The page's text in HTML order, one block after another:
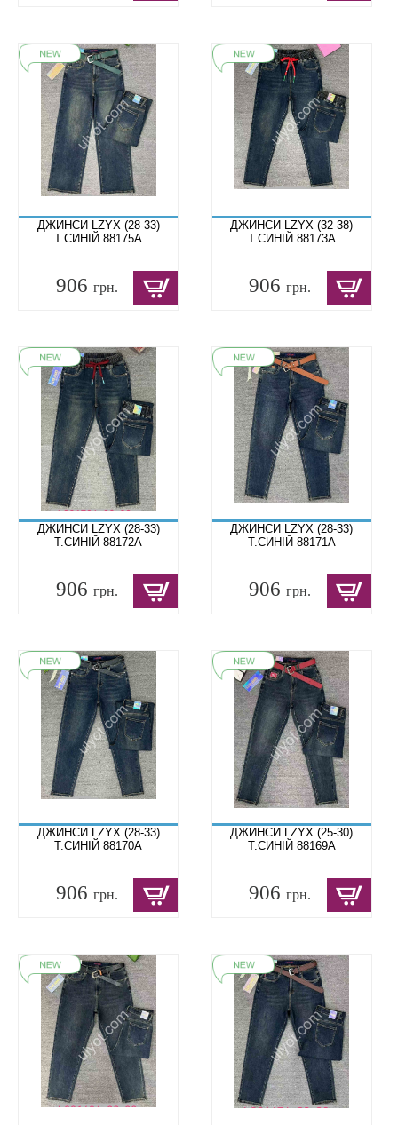
ДЖИНСИ LZYX (28-33)
Т.СИНІЙ 88175A
906 грн.
ДЖИНСИ LZYX (32-38)
Т.СИНІЙ 88173A
906грн.
ДЖИНСИ LZYX (28-33)
Т.СИНІЙ 88172A
906 грн.
ДЖИНСИ LZYX (28-33)
Т.СИНІЙ 88171A
906грн.
ДЖИНСИ LZYX (28-33)
Т.СИНІЙ 88170A
906 грн.
ДЖИНСИ LZYX (25-30)
Т.СИНІЙ 88169A
906грн.